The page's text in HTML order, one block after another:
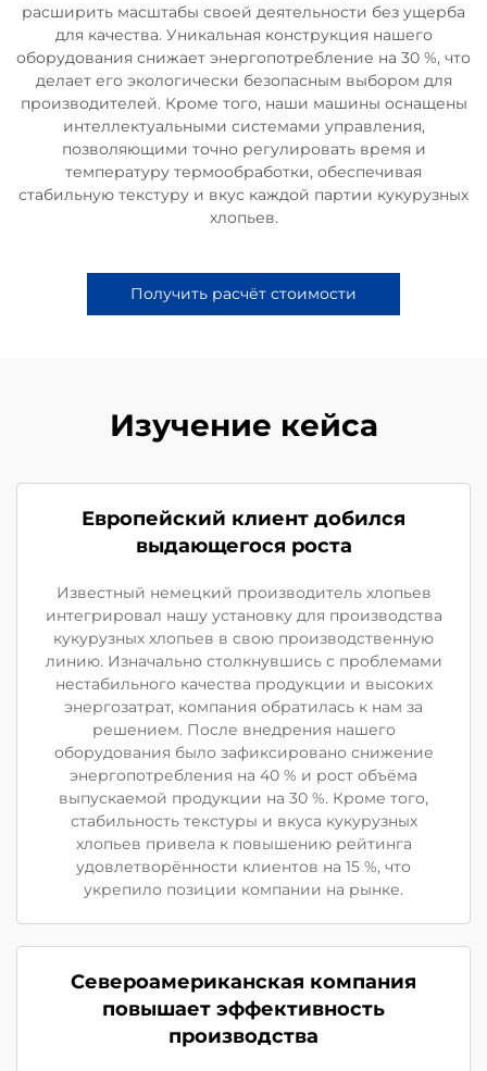
расширить масштабы своей деятельности без ущерба
для качества. Уникальная конструкция нашего
оборудования снижает энергопотребление на 30 %, что
делает его экологически безопасным выбором для
производителей. Кроме того, наши машины оснащены
интеллектуальными системами управления,
позволяющими точно регулировать время и
температуру термообработки, обеспечивая
стабильную текстуру и вкус каждой партии кукурузных
хлопьев.
Получить расчёт стоимости
Изучение кейса
Европейский клиент добился
выдающегося роста
Известный немецкий производитель хлопьев
интегрировал нашу установку для производства
кукурузных хлопьев в свою производственную
линию. Изначально столкнувшись с проблемами
нестабильного качества продукции и высоких
энергозатрат, компания обратилась к нам за
решением. После внедрения нашего
оборудования было зафиксировано снижение
энергопотребления на 40 % и рост объёма
выпускаемой продукции на 30 %. Кроме того,
стабильность текстуры и вкуса кукурузных
хлопьев привела к повышению рейтинга
удовлетворённости клиентов на 15 %, что
укрепило позиции компании на рынке.
Североамериканская компания
повышает эффективность
производства